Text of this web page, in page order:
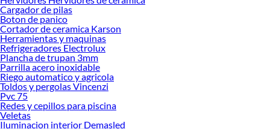
Cargador de pilas
Boton de panico
Cortador de ceramica Karson
Herramientas y maquinas
Refrigeradores Electrolux
Plancha de trupan 3mm
Parrilla acero inoxidable
Riego automatico y agricola
Toldos y pergolas Vincenzi
Pvc 75
Redes y cepillos para piscina
Veletas
Iluminacion interior Demasled